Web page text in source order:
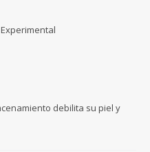
debilita su piel y